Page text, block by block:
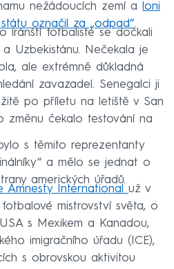
nežádoucích zemí a
loni
označil za „odpad“.
íránští fotbalisté se dočkali
Uzbekistánu. Nečekala je
ale extrémně důkladná
zavazadel. Senegalci ji
po příletu na letiště v San
změnu čekalo testování na
s těmito reprezentanty
a mělo se jednat o
amerických úřadů.
Amnesty International už v
mistrovství světa, o
s Mexikem a Kanadou,
imigračního úřadu (ICE),
s obrovskou aktivitou